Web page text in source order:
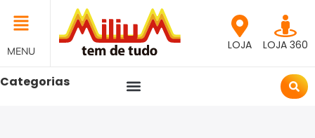
MENU LOJA LOJA 360
Categorias